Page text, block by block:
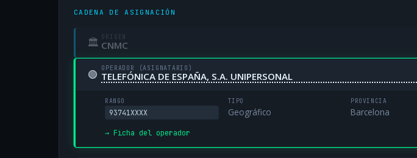
CADENA DE ASIGNACIÓN
🏛 ORIGEN
CNMC
🟢 OPERADOR (ASIGNATARIO)
TELEFÓNICA DE ESPAÑA, S.A. UNIPERSONAL
RANGO
93741XXXX
TIPO
Geográfico
PROVINCIA
Barcelona
→ Ficha del operador